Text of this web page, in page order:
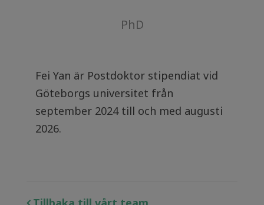
PhD
Fei Yan är Postdoktor stipendiat vid
Göteborgs universitet från
september 2024 till och med augusti
2026.